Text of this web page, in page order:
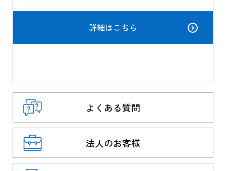
詳細はこちら
よくある質問
法人のお客様